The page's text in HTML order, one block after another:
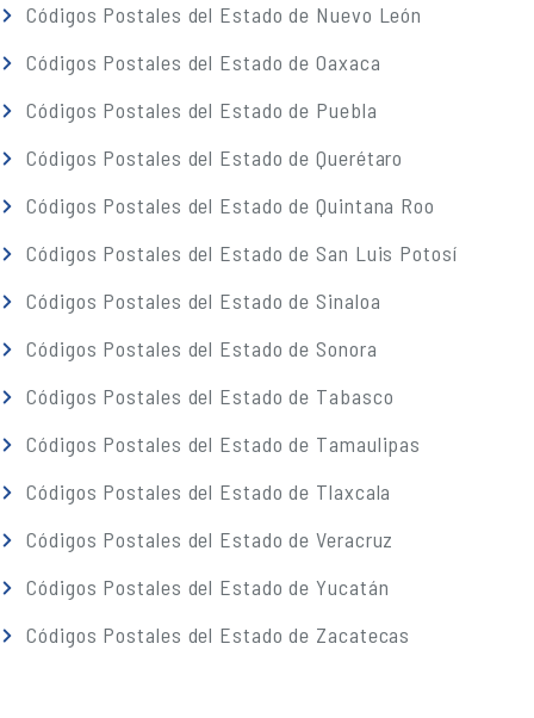
Códigos Postales del Estado de Nuevo León
Códigos Postales del Estado de Oaxaca
Códigos Postales del Estado de Puebla
Códigos Postales del Estado de Querétaro
Códigos Postales del Estado de Quintana Roo
Códigos Postales del Estado de San Luis Potosí
Códigos Postales del Estado de Sinaloa
Códigos Postales del Estado de Sonora
Códigos Postales del Estado de Tabasco
Códigos Postales del Estado de Tamaulipas
Códigos Postales del Estado de Tlaxcala
Códigos Postales del Estado de Veracruz
Códigos Postales del Estado de Yucatán
Códigos Postales del Estado de Zacatecas